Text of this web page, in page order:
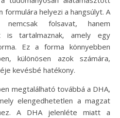
helyezi a hangsúlyt. A
nemcsak folsavat, hanem
is tartalmaznak, amely egy
Ez a forma könnyebben
különösen azok számára,
kevésbé hatékony.
megtalálható továbbá a DHA,
elengedhetetlen a magzat
A DHA jelenléte miatt a